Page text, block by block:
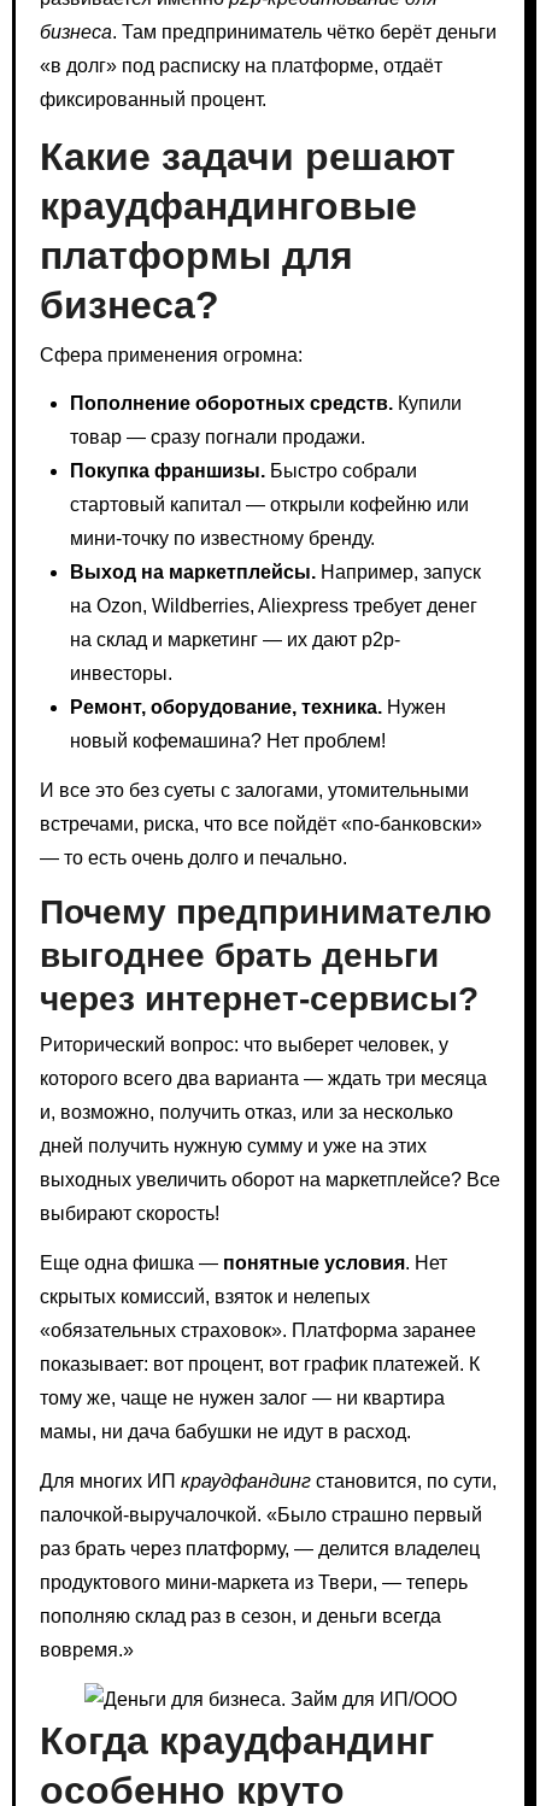
бизнеса. Там предприниматель чётко берёт деньги
«в долг» под расписку на платформе, отдаёт
фиксированный процент.
Какие задачи решают
краудфандинговые
платформы для
бизнеса?
Сфера применения огромна:
Пополнение оборотных средств. Купили
товар — сразу погнали продажи.
Покупка франшизы. Быстро собрали
стартовый капитал — открыли кофейню или
мини-точку по известному бренду.
Выход на маркетплейсы. Например, запуск
на Ozon, Wildberries, Aliexpress требует денег
на склад и маркетинг — их дают p2p-
инвесторы.
Ремонт, оборудование, техника. Нужен
новый кофемашина? Нет проблем!
И все это без суеты с залогами, утомительными
встречами, риска, что все пойдёт «по-банковски»
— то есть очень долго и печально.
Почему предпринимателю
выгоднее брать деньги
через интернет-сервисы?
Риторический вопрос: что выберет человек, у
которого всего два варианта — ждать три месяца
и, возможно, получить отказ, или за несколько
дней получить нужную сумму и уже на этих
выходных увеличить оборот на маркетплейсе? Все
выбирают скорость!
Еще одна фишка — понятные условия. Нет
скрытых комиссий, взяток и нелепых
«обязательных страховок». Платформа заранее
показывает: вот процент, вот график платежей. К
тому же, чаще не нужен залог — ни квартира
мамы, ни дача бабушки не идут в расход.
Для многих ИП краудфандингстановится, по сути,
палочкой-выручалочкой. «Было страшно первый
раз брать через платформу, — делится владелец
продуктового мини-маркета из Твери, — теперь
пополняю склад раз в сезон, и деньги всегда
вовремя.»
Когда краудфандинг
особенно круто